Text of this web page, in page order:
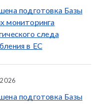
подготовка Базы
мониторинга
следа
в ЕС
подготовка Базы